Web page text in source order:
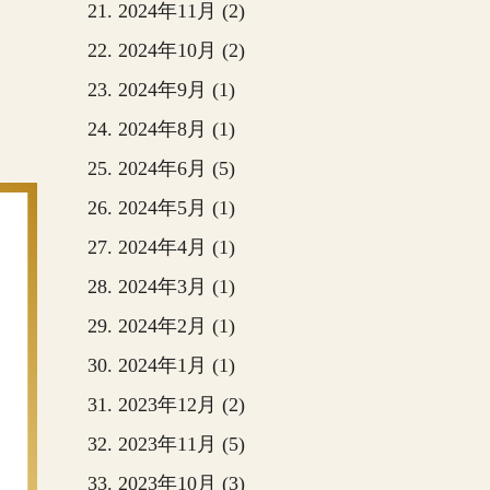
2024年11月 (2)
2024年10月 (2)
2024年9月 (1)
2024年8月 (1)
2024年6月 (5)
2024年5月 (1)
2024年4月 (1)
2024年3月 (1)
2024年2月 (1)
2024年1月 (1)
2023年12月 (2)
2023年11月 (5)
2023年10月 (3)